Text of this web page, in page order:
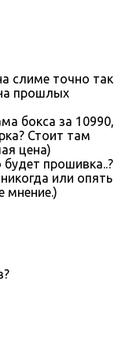
слиме точно так
прошлых
бокса за 10990,
Стоит там
цена)
прошивка..?
или опять
мнение.)